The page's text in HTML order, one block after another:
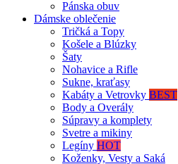
Pánska obuv
Dámske oblečenie
Tričká a Topy
Košele a Blúzky
Šaty
Nohavice a Rifle
Sukne, kraťasy
Kabáty a Vetrovky BEST
Body a Overály
Súpravy a komplety
Svetre a mikiny
Legíny HOT
Koženky, Vesty a Saká